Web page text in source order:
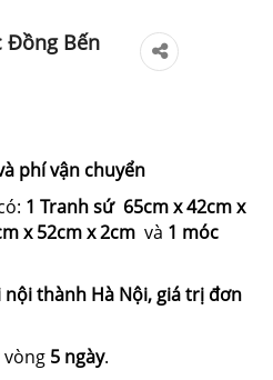
Đồng Bến
phí vận chuyển
1 Tranh sứ 65cmx 42cm x
x 52cm x 2cm và 1 móc
thành Hà Nội, giá trị đơn
5 ngày.